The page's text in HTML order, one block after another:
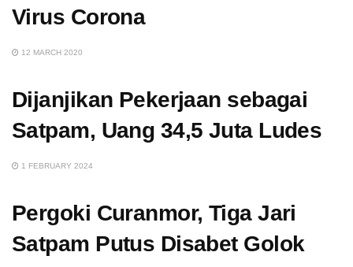
Virus Corona
12 MARCH 2020
Dijanjikan Pekerjaan sebagai
Satpam, Uang 34,5 Juta Ludes
1 FEBRUARY 2024
Pergoki Curanmor, Tiga Jari
Satpam Putus Disabet Golok